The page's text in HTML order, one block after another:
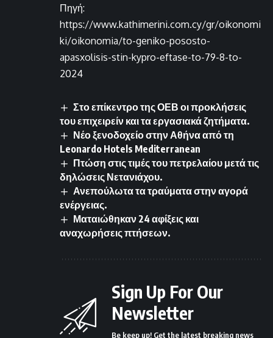
Πηγή:
https://www.kathimerini.com.cy/gr/oikonomi
ki/oikonomia/to-geniko-pososto-
apasxolisis-stin-kypro-eftase-to-79-8-to-
2024
Στο επίκεντρο της ΟΕΒ οι προκλήσεις
του επιχειρείν και τα εργασιακά ζητήματα.
Νέο ξενοδοχείο στην Αθήνα από τη
Leonardo Hotels Mediterranean
Πτώση στις τιμές του πετρελαίου μετά τις
δηλώσεις Νετανιάχου.
Ανεπούλωτα τα τραύματα στην αγορά
ενέργειας.
Ματαιώθηκαν 24 αφίξεις και
αναχωρήσεις πτήσεων.
Sign Up For Our
Newsletter
Be keep up! Get the latest breaking news